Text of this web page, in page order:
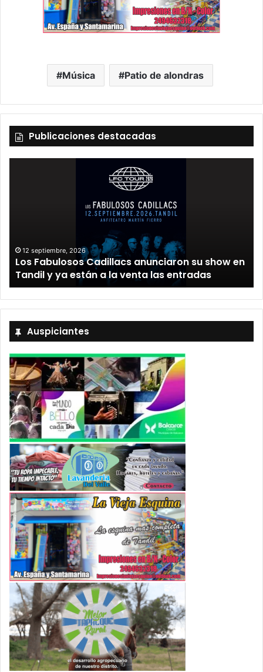
Música Patio de alondras
Publicaciones destacadas
12 septiembre, 2026
Los Fabulosos Cadillacs anunciaron su show en
Tandil y ya están a la venta las entradas
Auspiciantes